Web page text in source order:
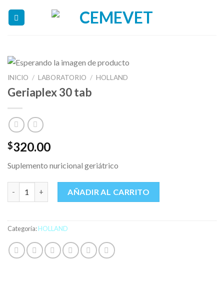
INICIO / LABORATORIO / HOLLAND
Geriaplex 30 tab
$320.00
Suplemento nuricional geriátrico
Geriaplex 30 tab cantidadAÑADIR AL CARRITO
Categoría:HOLLAND